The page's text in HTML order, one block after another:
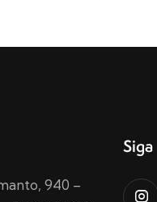
940 –
Siga